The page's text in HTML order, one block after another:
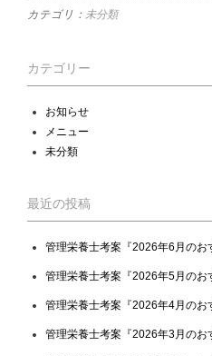
カテゴリ： 未分類
カテゴリー
お知らせ
メニュー
未分類
最近の投稿
管理栄養士考案『2026年6月のお
管理栄養士考案『2026年5月のお
管理栄養士考案『2026年4月のお
管理栄養士考案『2026年3月のお